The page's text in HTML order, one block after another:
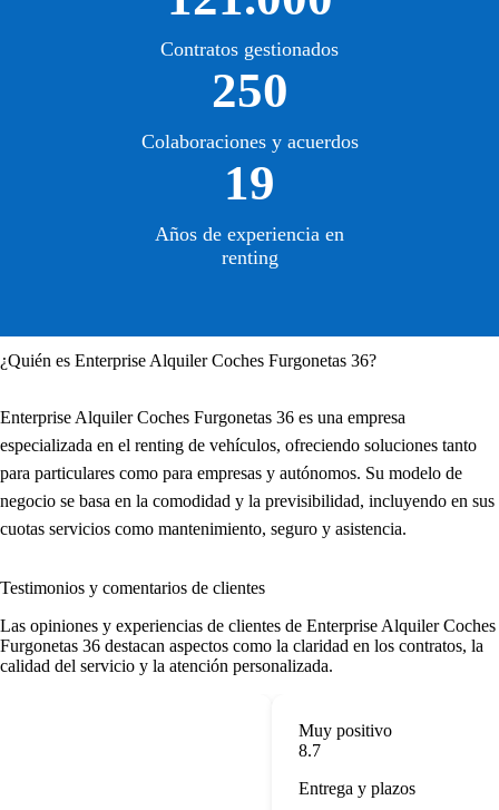
Contratos gestionados
250
Colaboraciones y acuerdos
19
Años de experiencia en
renting
¿Quién es Enterprise Alquiler Coches Furgonetas 36?
Enterprise Alquiler Coches Furgonetas 36 es una empresa
especializada en el renting de vehículos, ofreciendo soluciones tanto
para particulares como para empresas y autónomos. Su modelo de
negocio se basa en la comodidad y la previsibilidad, incluyendo en sus
cuotas servicios como mantenimiento, seguro y asistencia.
Testimonios y comentarios de clientes
Las opiniones y experiencias de clientes de Enterprise Alquiler Coches
Furgonetas 36 destacan aspectos como la claridad en los contratos, la
calidad del servicio y la atención personalizada.
Muy positivo
8.7
Entrega y plazos